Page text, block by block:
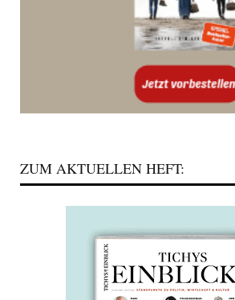
ZUM AKTUELLEN HEFT: